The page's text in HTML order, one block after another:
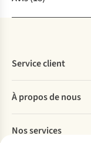
Service client
Commander
Payer
Livraison
À propos de nous
Explore More
Nos services